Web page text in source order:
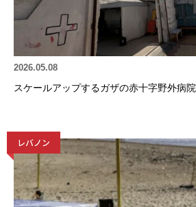
2026.05.08
スケールアップするガザの赤十字野外病院
レバノン